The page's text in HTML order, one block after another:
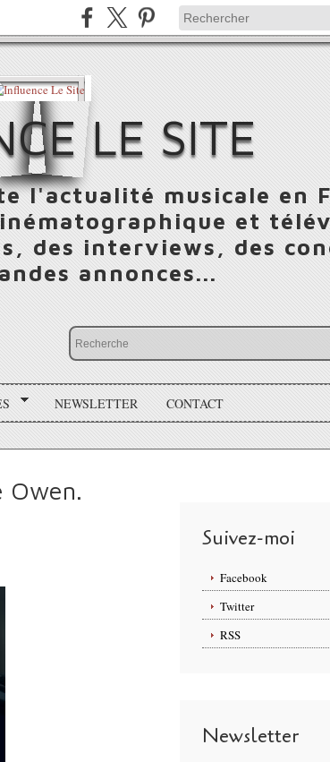
LE SITE
l'actualité musicale en
et
des interviews, des
annonces...
NEWSLETTER CONTACT
Owen.
Suivez-moi
Facebook
Twitter
RSS
Newsletter